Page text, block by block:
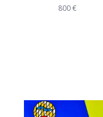
800€